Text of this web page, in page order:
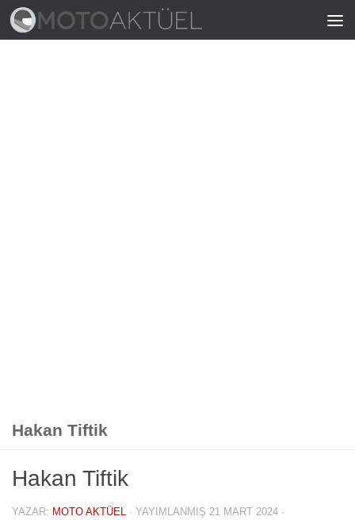
Skip to content
Hakan Tiftik
Hakan Tiftik
YAZAR: MOTO AKTÜEL · YAYIMLANMIŞ 21 MART 2024 ·